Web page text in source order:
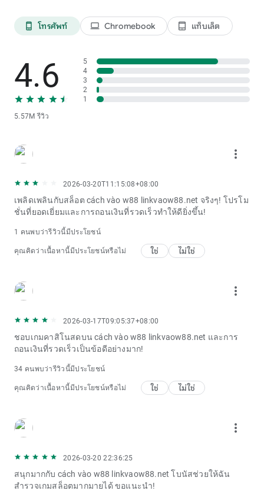
phone_android โทรศัพท์ laptop Chromebook tablet_android แท็บเล็ต
4.6
5.57M รีวิว
5
4
3
2
1
more_vert
2026-03-20T11:15:08+08:00
เพลิดเพลินกับสล็อต cách vào w88 linkvaow88.net จริงๆ! โปรโม
ชั่นที่ยอดเยี่ยมและการถอนเงินที่รวดเร็วทำให้ดียิ่งขึ้น!
1 คนพบว่ารีวิวนี้มีประโยชน์
คุณคิดว่าเนื้อหานี้มีประโยชน์หรือไม่ ใช่ ไม่ใช่
more_vert
2026-03-17T09:05:37+08:00
ชอบเกมคาสิโนสดบน cách vào w88 linkvaow88.net และการ
ถอนเงินที่รวดเร็วเป็นข้อดีอย่างมาก!
34 คนพบว่ารีวิวนี้มีประโยชน์
คุณคิดว่าเนื้อหานี้มีประโยชน์หรือไม่ ใช่ ไม่ใช่
more_vert
2026-03-20 22:36:25
สนุกมากกับ cách vào w88 linkvaow88.net โบนัสช่วยให้ฉัน
สำรวจเกมสล็อตมากมายได้ ขอแนะนำ!